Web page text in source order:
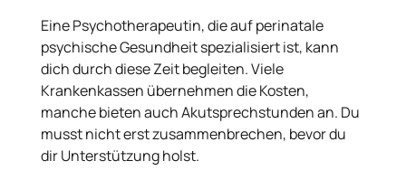
Eine Psychotherapeutin, die auf perinatale
psychische Gesundheit spezialisiert ist, kann
dich durch diese Zeit begleiten. Viele
Krankenkassen übernehmen die Kosten,
manche bieten auch Akutsprechstunden an. Du
musst nicht erst zusammenbrechen, bevor du
dir Unterstützung holst.